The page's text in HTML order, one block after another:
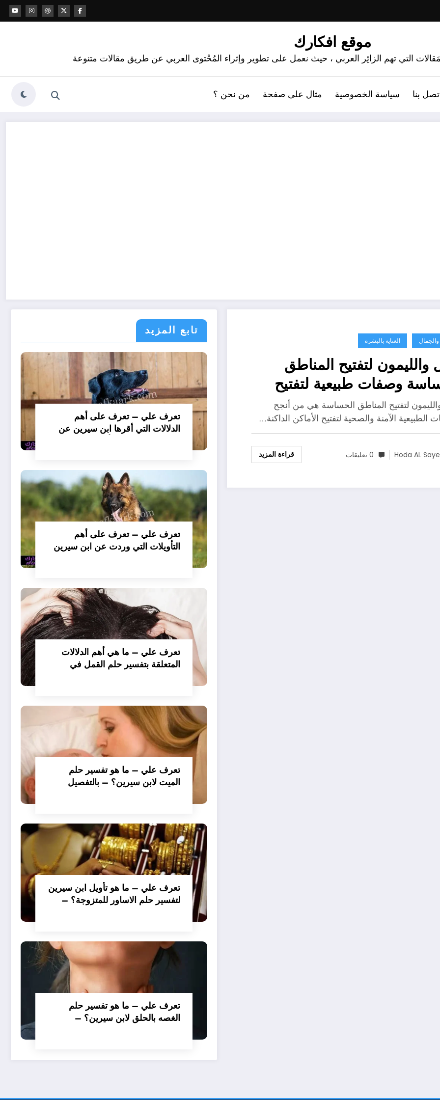
موقع افكارك
التي تهم الزائِر العربي ، حيث نعمل على تطوير وإثراء المُحْتوى العربي عن طريق مقالات متنوعة
بنا سياسة الخصوصية مثال على صفحة من نحن ؟
والجمال العناية بالبشرة
والليمون لتفتيح المناطق
وصفات طبيعية لتفتيح
لتفتيح المناطق الحساسة هي من أنجح
الطبيعية الآمنة والصحية لتفتيح الأماكن الداكنة…
Hoda AL 0 تعليقات قراءة المزيد
تابع المزيد
تعرف علي – تعرف على أهم
الدلالات التي أقرها ابن سيرين عن
تعرف علي – تعرف على أهم
التأويلات التي وردت عن ابن سيرين
تعرف علي – ما هي أهم الدلالات
المتعلقة بتفسير حلم القمل في
تعرف علي – ما هو تفسير حلم
الميت لابن سيرين؟ – بالتفصيل
تعرف علي – ما هو تأويل ابن سيرين
لتفسير حلم الاساور للمتزوجة؟ –
تعرف علي – ما هو تفسير حلم
الغصه بالحلق لابن سيرين؟ –